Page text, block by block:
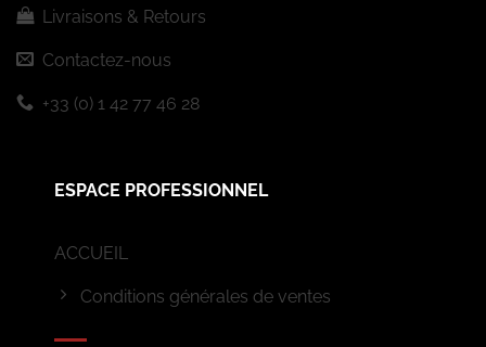
Livraisons & Retours
Contactez-nous
+33 (0) 1 42 77 46 28
ESPACE PROFESSIONNEL
ACCUEIL
Conditions générales de ventes